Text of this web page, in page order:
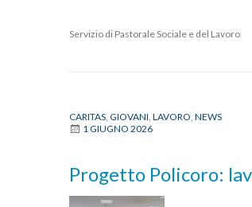
Servizio di Pastorale Sociale e del Lavoro
CARITAS GIOVANI LAVORO NEWS
1 GIUGNO 2026
Progetto Policoro: